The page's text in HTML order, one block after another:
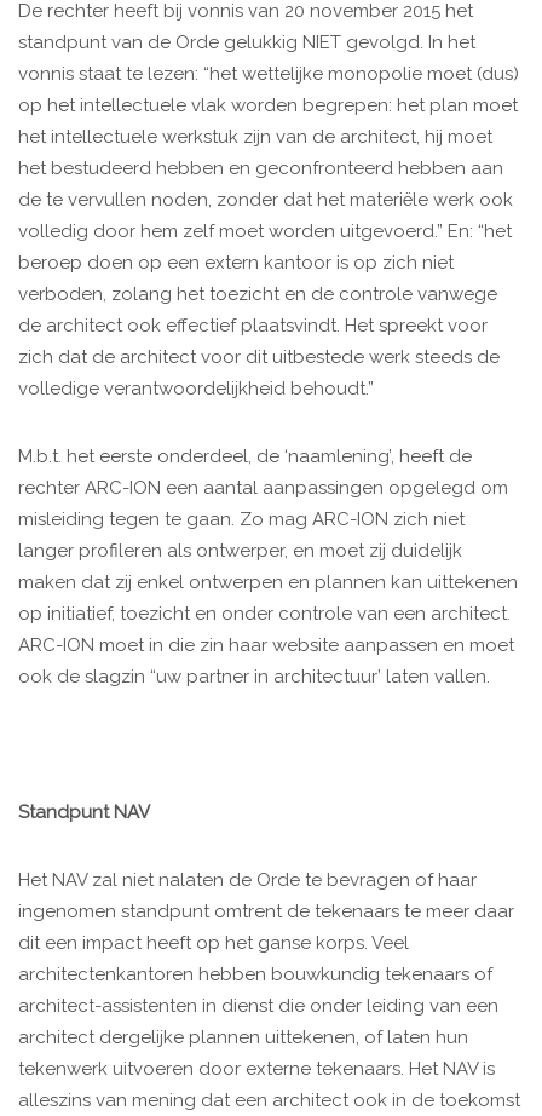
De rechter heeft bij vonnis van 20 november 2015 het
standpunt van de Orde gelukkig NIET gevolgd. In het
vonnis staat te lezen: “het wettelijke monopolie moet (dus)
op het intellectuele vlak worden begrepen: het plan moet
het intellectuele werkstuk zijn van de architect, hij moet
het bestudeerd hebben en geconfronteerd hebben aan
de te vervullen noden, zonder dat het materiële werk ook
volledig door hem zelf moet worden uitgevoerd.” En: “het
beroep doen op een extern kantoor is op zich niet
verboden, zolang het toezicht en de controle vanwege
de architect ook effectief plaatsvindt. Het spreekt voor
zich dat de architect voor dit uitbestede werk steeds de
volledige verantwoordelijkheid behoudt.”
M.b.t. het eerste onderdeel, de ‘naamlening’, heeft de
rechter ARC-ION een aantal aanpassingen opgelegd om
misleiding tegen te gaan. Zo mag ARC-ION zich niet
langer profileren als ontwerper, en moet zij duidelijk
maken dat zij enkel ontwerpen en plannen kan uittekenen
op initiatief, toezicht en onder controle van een architect.
ARC-ION moet in die zin haar website aanpassen en moet
ook de slagzin “uw partner in architectuur’ laten vallen.
Standpunt NAV
Het NAV zal niet nalaten de Orde te bevragen of haar
ingenomen standpunt omtrent de tekenaars te meer daar
dit een impact heeft op het ganse korps. Veel
architectenkantoren hebben bouwkundig tekenaars of
architect-assistenten in dienst die onder leiding van een
architect dergelijke plannen uittekenen, of laten hun
tekenwerk uitvoeren door externe tekenaars. Het NAV is
alleszins van mening dat een architect ook in de toekomst